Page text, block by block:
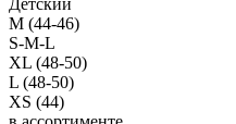
M (44-46)
S-M-L
XL (48-50)
L (48-50)
XS (44)